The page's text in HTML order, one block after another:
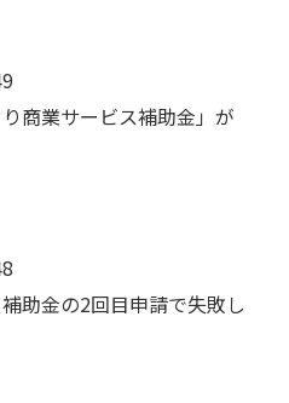
商業サービス補助金」が
助金の2回目申請で失敗し